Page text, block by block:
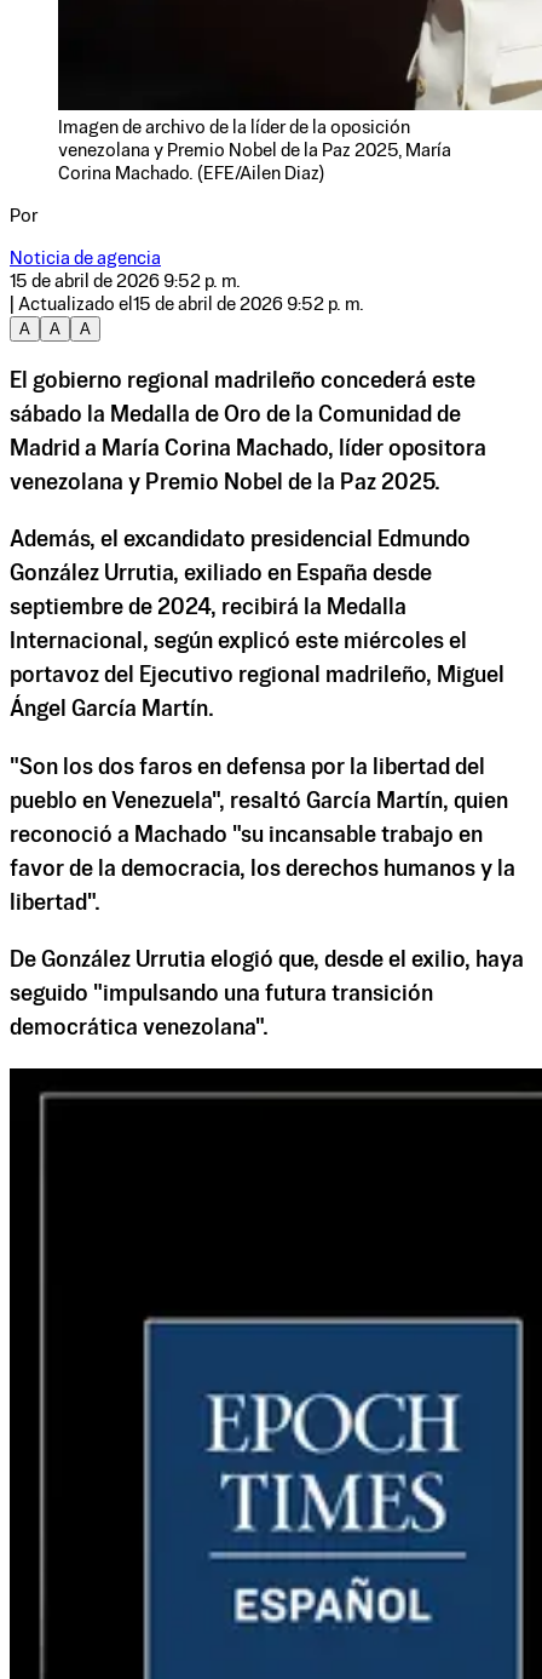
Imagen de archivo de la líder de la oposición
venezolana y Premio Nobel de la Paz 2025, María
Corina Machado. (EFE/Ailen Diaz)
Por
Noticia de agencia
15 de abril de 2026 9:52 p. m.
| Actualizado el 15 de abril de 2026 9:52 p. m.
A
A A
El gobierno regional madrileño concederá este
sábado la Medalla de Oro de la Comunidad de
Madrid a María Corina Machado, líder opositora
venezolana y Premio Nobel de la Paz 2025.
Además, el excandidato presidencial Edmundo
González Urrutia, exiliado en España desde
septiembre de 2024, recibirá la Medalla
Internacional, según explicó este miércoles el
portavoz del Ejecutivo regional madrileño, Miguel
Ángel García Martín.
"Son los dos faros en defensa por la libertad del
pueblo en Venezuela", resaltó García Martín, quien
reconoció a Machado "su incansable trabajo en
favor de la democracia, los derechos humanos y la
libertad".
De González Urrutia elogió que, desde el exilio, haya
seguido "impulsando una futura transición
democrática venezolana".